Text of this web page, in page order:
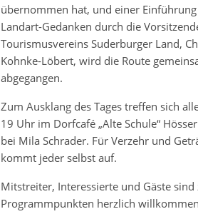
übernommen hat, und einer
Landart-Gedanken durch die
Tourismusvereins Suderburger Land,
Kohnke-Löbert, wird die Route
abgegangen.
Zum Ausklang des Tages treffen sich
19 Uhr im Dorfcafé „Alte Schule“
bei Mila Schrader. Für Verzehr und
kommt jeder selbst auf.
Mitstreiter, Interessierte und Gäste sind
Programmpunkten herzlich